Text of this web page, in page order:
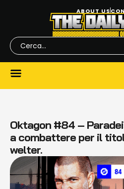
ABOUT US
Oktagon #84 –
a combattere per il
welter.